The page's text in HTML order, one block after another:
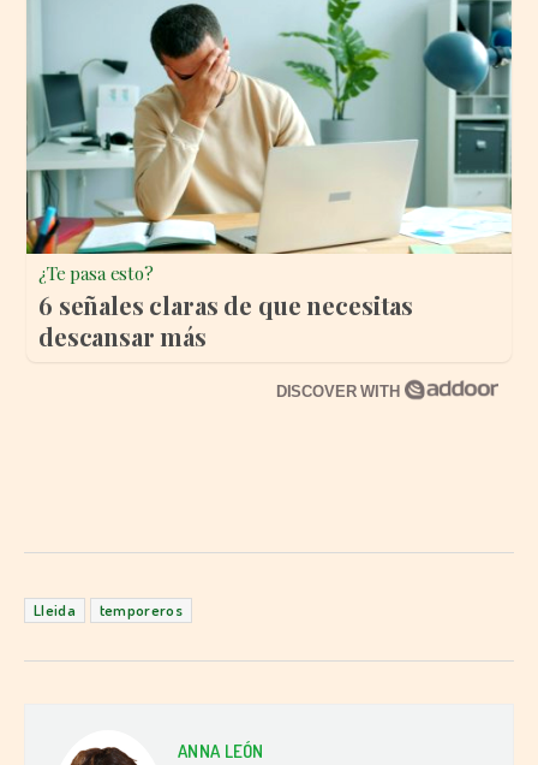
¿Te pasa esto?
6 señales claras de que necesitas
descansar más
DISCOVER WITH
Lleida temporeros
ANNA LEÓN